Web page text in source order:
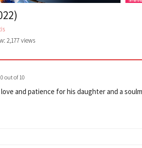
2,177 views
out of 10
and patience for his daughter and a